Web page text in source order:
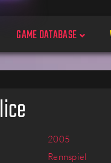
GAME DATABASE
Spiele
Plattformen
2005
Rennspiel